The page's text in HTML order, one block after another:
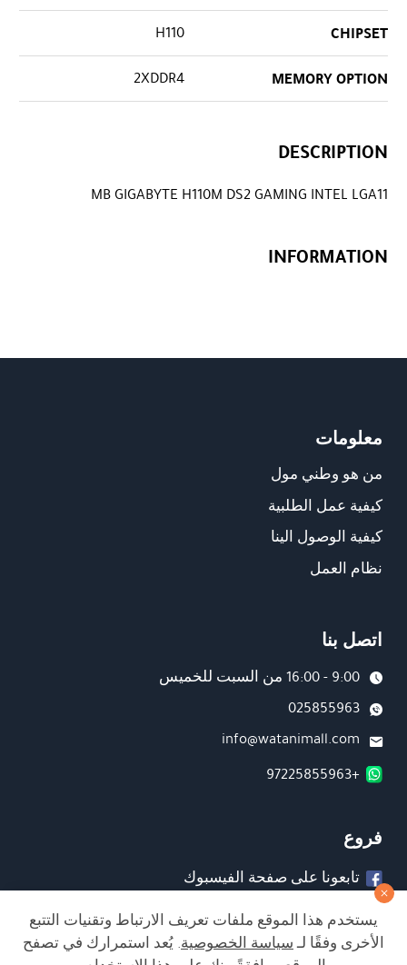
CHIPSET
H110
MEMORY OPTION
2XDDR4
DESCRIPTION
MB GIGABYTE H110M DS2 GAMING INTEL LGA11
INFORMATION
معلومات
من هو وطني مول
كيفية عمل الطلبية
كيفية الوصول الينا
نظام العمل
اتصل بنا
9:00 - 16:00 من السبت للخميس
025855963
info@watanimall.com
+97225855963
فروع
تابعونا على صفحة الفيسبوك
يستخدم هذا الموقع ملفات تعريف الارتباط وتقنيات التتبع
الأخرى وفقًا لـسياسة الخصوصية. يُعد استمرارك في تصفح